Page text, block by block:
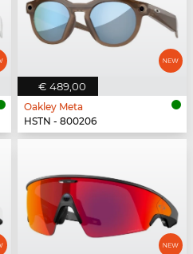
€ 489,00
Oakley Meta
HSTN - 800206